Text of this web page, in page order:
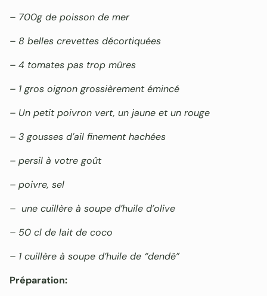
– 700g de poisson de mer
– 8 belles crevettes décortiquées
– 4 tomates pas trop mûres
– 1 gros oignon grossièrement émincé
– Un petit poivron vert, un jaune et un rouge
– 3 gousses d’ail finement hachées
– persil à votre goût
– poivre, sel
– une cuillère à soupe d’huile d’olive
– 50 cl de lait de coco
– 1 cuillère à soupe d’huile de “dendê”
Préparation: